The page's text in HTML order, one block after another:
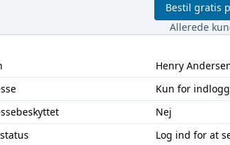
Bestil gratis
Allerede
Henry
Kun for
Nej
Log ind for at